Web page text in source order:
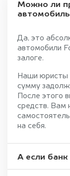
Можно ли
Да, это
автомобили
залоге.
Наши юристы
сумму
После этого
средств. Вам
на себя.
А если